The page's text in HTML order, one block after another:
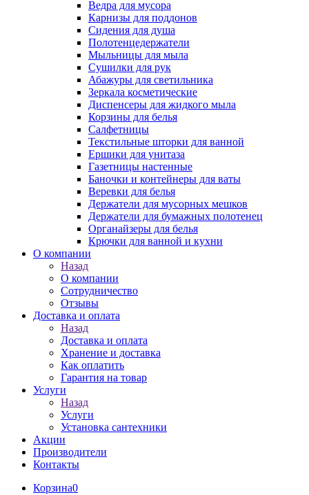
Ведра для мусора
Карнизы для поддонов
Сидения для душа
Полотенцедержатели
Мыльницы для мыла
Сушилки для рук
Абажуры для светильника
Зеркала косметические
Диспенсеры для жидкого мыла
Корзины для белья
Салфетницы
Текстильные шторки для ванной
Ершики для унитаза
Газетницы настенные
Баночки и контейнеры для ваты
Веревки для белья
Держатели для мусорных мешков
Держатели для бумажных полотенец
Органайзеры для белья
Крючки для ванной и кухни
О компании
Назад
О компании
Сотрудничество
Отзывы
Доставка и оплата
Назад
Доставка и оплата
Хранение и доставка
Как оплатить
Гарантия на товар
Услуги
Назад
Услуги
Установка сантехники
Акции
Производители
Контакты
Корзина0